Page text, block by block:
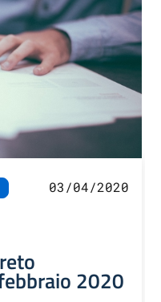
03/04/2020
2020